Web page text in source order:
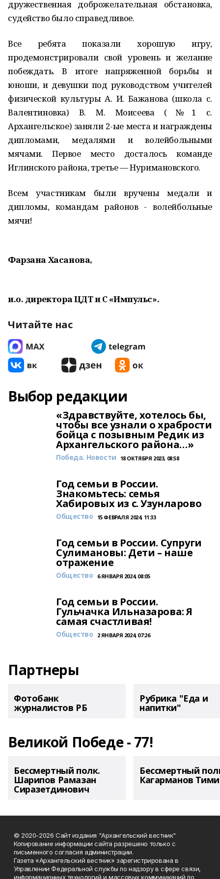
дружественная доброжелательная обстановка,
судейство было справедливое.
Все ребята показали хорошую игру,
продемонстрировали свой уровень и желание
побеждать. В итоге напряженной борьбы и
юноши, и девушки под руководством учителей
физической культуры А. И. Бажанова (школа с.
Валентиновка) В. М. Моисеева (№1 с.
Архангельское) заняли 2-ые места и награждены
дипломами, медалями и волейбольными
мячами. Первое место досталось команде
Иглинского района, третье — Нуримановского.
Всем участникам были вручены медали и
дипломы, командам районов - волейбольные
мячи!
Фарзана Хасанова,
и.о. директора ЦДТ и С «Импульс».
Читайте нас
Выбор редакции
«Здравствуйте, хотелось бы,
чтобы все узнали о храбрости
бойца с позывным Редик из
Архангельского района…»
Победа. Новости 18 ОКТЯБРЯ 2023, 08:58
Год семьи в России.
Знакомьтесь: семья
Хабировых из с. Узунларово
Общество 15 ФЕВРАЛЯ 2024, 11:33
Год семьи в России. Супруги
Сулимановы: Дети – наше
отражение
Общество 6 ЯНВАРЯ 2024, 08:05
Год семьи в России.
Гульчачка Ильназарова: Я
самая счастливая!
Общество 2 ЯНВАРЯ 2024, 07:26
Партнеры
Фотобанк
журналистов РБ
Рубрика "Еда и
напитки"
Великой Победе - 77!
Бессмертный полк.
Шарипов Рамазан
Сиразетдинович
Бессмертный
Кагарманов
© 2020-2026 Сайт издания "Архангельский вестник"
Копирование информации сайта разрешено только с
письменного согласия администрации.
Газета «Архангельский вестник» зарегистрирована в
Управлении Федеральной службы по надзору в сфере связи,
информационных технологий и массовых коммуникаций по